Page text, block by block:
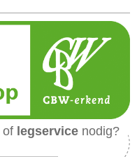
of legservice nodig?